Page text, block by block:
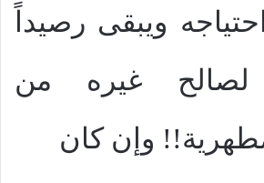
ويبقى رصيداً
لصالح غيره من
وإن كان